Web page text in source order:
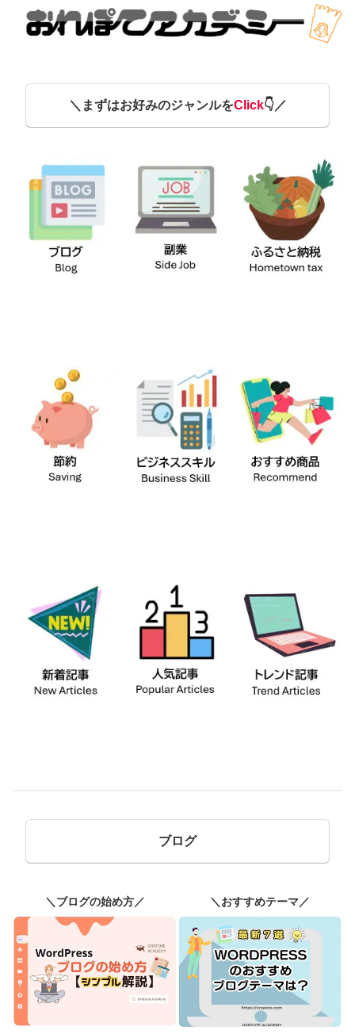
＼ まずはお好みのジャンルをClick👇 ／
ブログ
＼ブログの始め方／ ＼おすすめテーマ／